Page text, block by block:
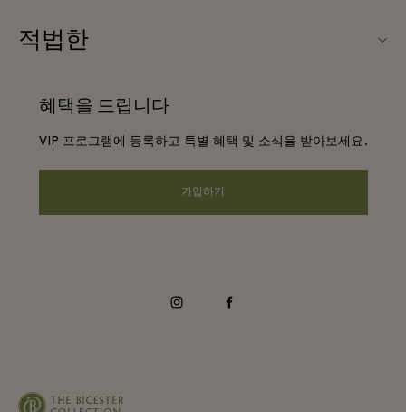
커리어
앱 다운로드
단체 예약
적법한
프리빌리지 약관
혜택을 드립니다
VIP 프로그램에 등록하고 특별 혜택 및 소식을 받아보세요.
가입하기
instagramfacebook